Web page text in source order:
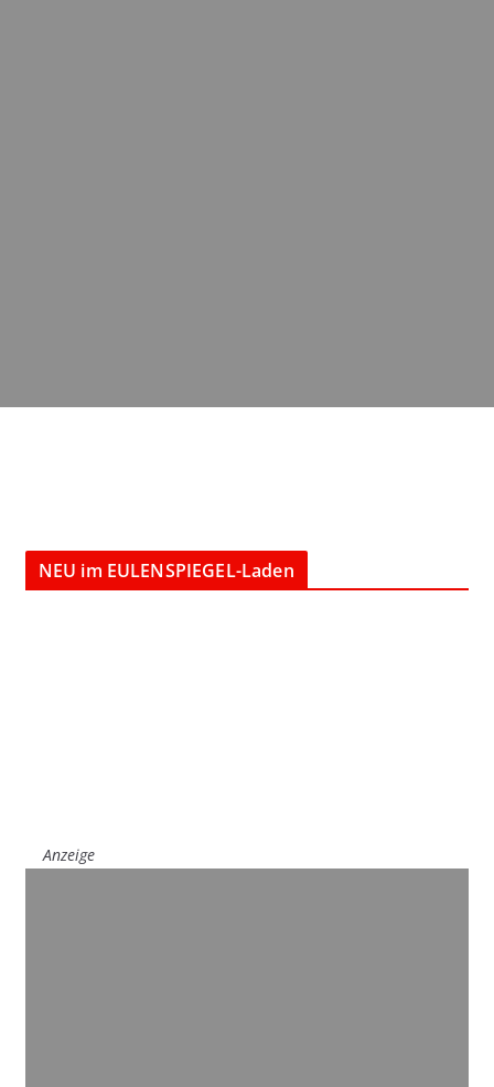
NEU im EULENSPIEGEL-Laden
Anzeige